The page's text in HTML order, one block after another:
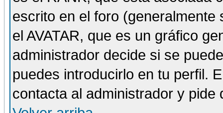
escrito en el foro
el AVATAR, que es un gráfico
administrador decide si se
puedes introducirlo en tu perfil.
contacta al administrador y